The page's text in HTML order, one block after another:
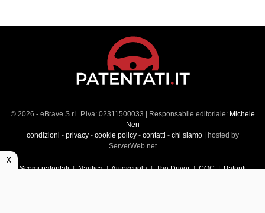
© 2026 - eBrave S.r.l. P.iva: 02311500033 | Responsabile editoriale: Michele
Neri
condizioni - privacy- cookie policy- contatti - chi siamo| hosted by
ServerWeb.net
Scemi patentati|Nautica|Autoscuola|The Driver|CQC|Patenti
X